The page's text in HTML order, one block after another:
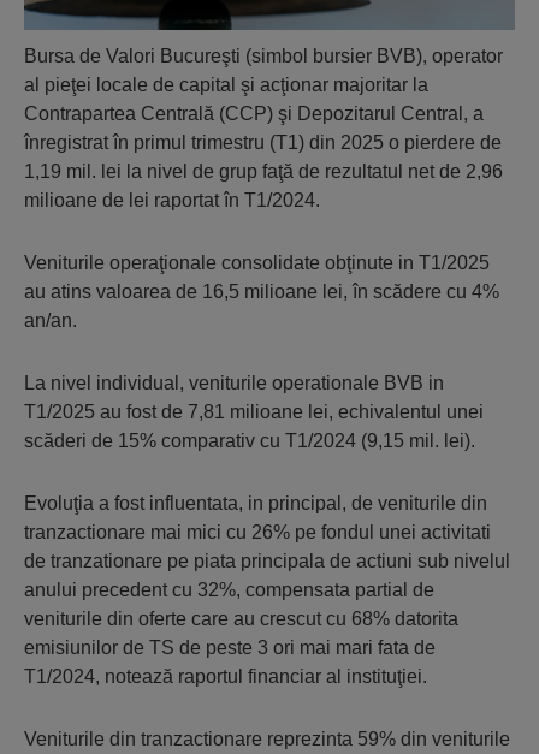
Bursa de Valori Bucureşti (simbol bursier BVB), operator
al pieţei locale de capital şi acţionar majoritar la
Contrapartea Centrală (CCP) şi Depozitarul Central, a
înregistrat în primul trimestru (T1) din 2025 o pierdere de
1,19 mil. lei la nivel de grup faţă de rezultatul net de 2,96
milioane de lei raportat în T1/2024.
Veniturile operaţionale consolidate obţinute in T1/2025
au atins valoarea de 16,5 milioane lei, în scădere cu 4%
an/an.
La nivel individual, veniturile operationale BVB in
T1/2025 au fost de 7,81 milioane lei, echivalentul unei
scăderi de 15% comparativ cu T1/2024 (9,15 mil. lei).
Evoluţia a fost influentata, in principal, de veniturile din
tranzactionare mai mici cu 26% pe fondul unei activitati
de tranzationare pe piata principala de actiuni sub nivelul
anului precedent cu 32%, compensata partial de
veniturile din oferte care au crescut cu 68% datorita
emisiunilor de TS de peste 3 ori mai mari fata de
T1/2024, notează raportul financiar al instituţiei.
Veniturile din tranzactionare reprezinta 59% din veniturile